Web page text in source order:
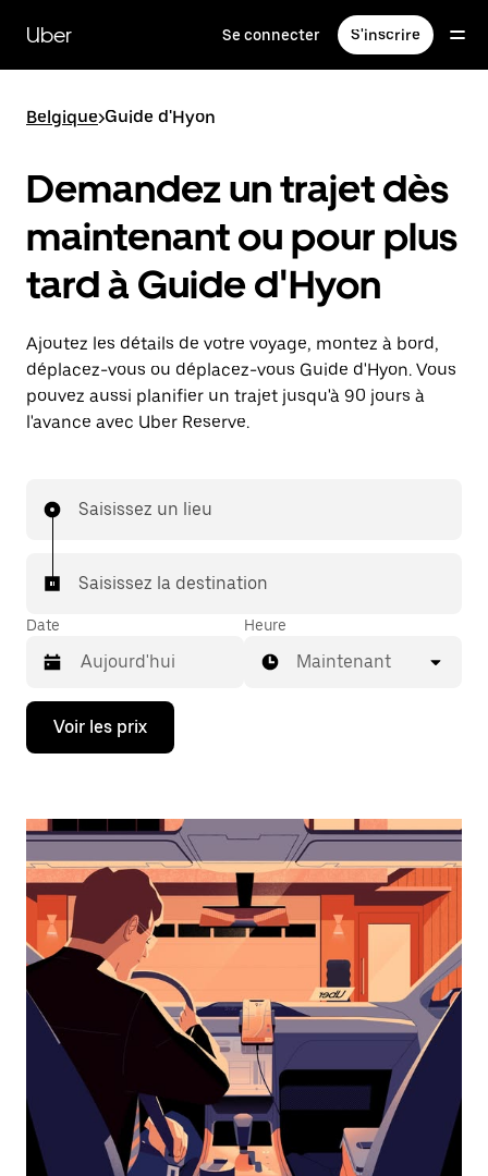
contenu
principal
Uber Se connecter S'inscrire
Belgique>Guide d'Hyon
Demandez un trajet dès
maintenant ou pour plus
tard à Guide d'Hyon
Ajoutez les détails de votre voyage, montez à bord,
déplacez-vous ou déplacez-vous Guide d'Hyon. Vous
pouvez aussi planifier un trajet jusqu'à 90 jours à
l'avance avec Uber Reserve.
Saisissez un lieu
Saisissez la destination
Date
Appuyez
la
bas
ouvrir
le
calendrier
sélectionner
une
date.
Appuyez
sur
touche
pour
fermer
le
calendrier.
Heure
Maintenant
Voir les prix